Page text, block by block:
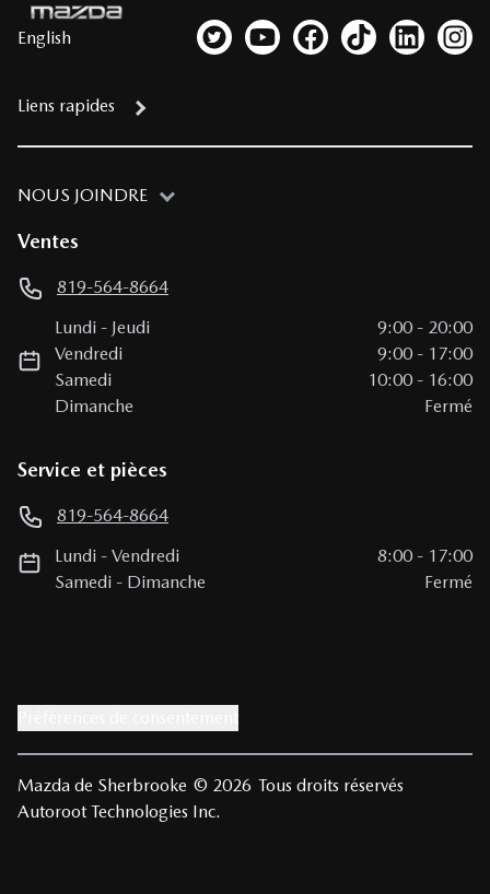
English Lien vers notre compte Twitter
Lien vers notre chaîne
Lien vers notre page
Lien vers notre
Lien vers
Lien
Liens rapides
NOUS JOINDRE
Ventes
819-564-8664
Lundi - Jeudi 9:00 - 20:00
Vendredi
9:00 - 17:00
Samedi
10:00 - 16:00
Dimanche
Fermé
Service et pièces
819-564-8664
Lundi -Vendredi 8:00 - 17:00
Samedi - Dimanche Fermé
Mazda de Sherbrooke © 2026 Tous droits réservés
Autoroot Technologies Inc.